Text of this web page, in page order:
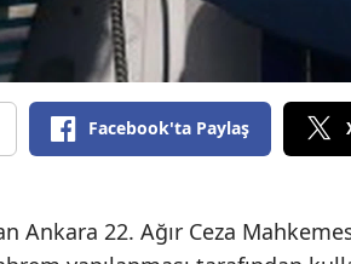
Facebook'ta Paylaş
Ankara 22. Ağır Ceza